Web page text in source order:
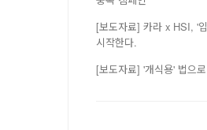
[보도자료] 카라 x HSI, '
시작한다.
[보도자료] '개식용' 법으